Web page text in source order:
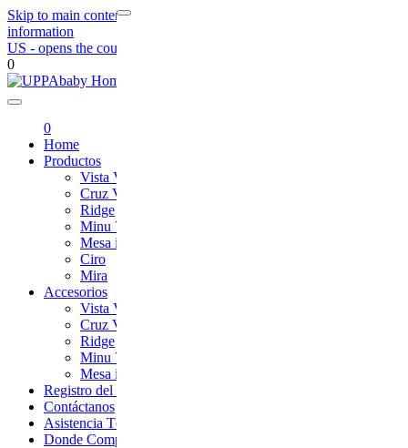
Skip to main content Skip to footer navigation
information
US - opens the country selection page
0
0
Home
Productos
Vista V3
Cruz V2
Ridge
Minu V2
Mesa i-Size
Ciro
Mira
Accesorios
Vista V3
Cruz V2
Ridge
Minu V2
Mesa i-Size
Registro del Producto
Contáctanos
Asistencia Técnica
Donde Comprar